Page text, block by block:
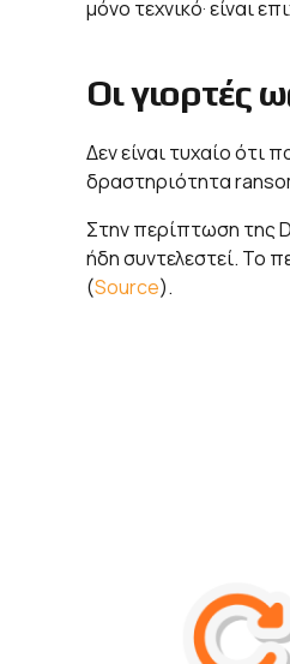
μόνο τεχνικό· είναι
Οι γιορτές
Δεν είναι τυχαίο ότι
δραστηριότητα
Στην περίπτωση της
ήδη συντελεστεί. Το
(Source).